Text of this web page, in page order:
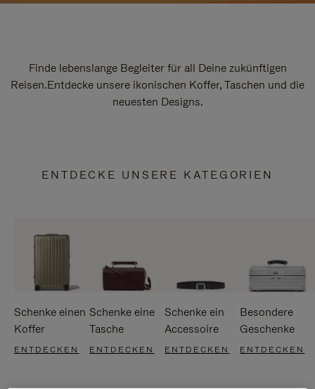
Finde lebenslange Begleiter für all Deine zukünftigen
Reisen.Entdecke unsere ikonischen Koffer, Taschen und die
neuesten Designs.
ENTDECKE UNSERE KATEGORIEN
Schenke einen
Koffer
ENTDECKEN
Schenke eine
Tasche
ENTDECKEN
Schenke ein
Accessoire
ENTDECKEN
Besondere
Geschenke
ENTDECKEN